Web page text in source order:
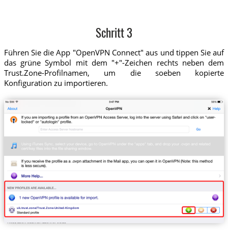
Schritt 3
Führen Sie die App "OpenVPN Connect" aus und tippen Sie auf
das grüne Symbol mit dem "+"-Zeichen rechts neben dem
Trust.Zone-Profilnamen, um die soeben kopierte
Konfiguration zu importieren.
uk.trust.zone/Trust.Zone-United-Kingdom